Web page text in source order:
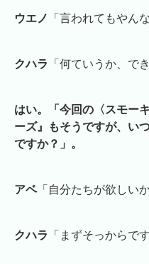
ウエノ 「言われてもやん
クハラ 「何ていうか、で
はい。「今回の〈スモー
ーズ』もそうですが、い
ですか？」。
アベ「自分たちが欲しいか
クハラ 「まずそっからです